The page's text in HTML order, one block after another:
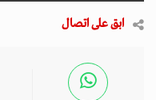
ابق على اتصال